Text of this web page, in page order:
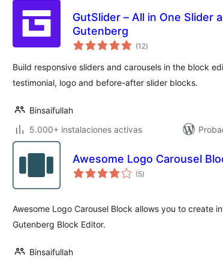
GutSlider – All in One Slider
Gutenberg
(12valoraciones
en
)
Build responsive sliders and carousels in the block
testimonial, logo and before-after slider blocks.
Binsaifullah
5.000+ instalaciones activas
Awesome Logo Carousel
(5valoraciones
en
)
Awesome Logo Carousel Block allows you to create
Gutenberg Block Editor.
Binsaifullah